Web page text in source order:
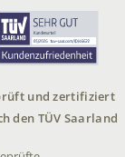
und zertifiziert
den TÜV Saarland